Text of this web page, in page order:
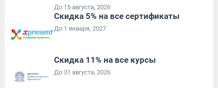
До 15 августа, 2026
Скидка 5% на все сертификаты
До 1 января, 2027
Скидка 11% на все курсы
До 31 августа, 2026